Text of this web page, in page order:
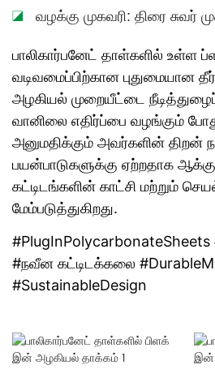
◪ வழக்கு முகவரி: திரை சுவர்
பாலிகார்பனேட் தாள்களில் உள்ள
வடிவமைப்பிற்கான புதுமையான
அழகியல் முறையீட்டை
வானிலை எதிர்ப்பை வழங்கும்
அனுமதிக்கும் அவர்களின் திறன்
பயன்பாடுகளுக்கு ஏற்றதாக
கட்டிடங்களின் காட்சி மற்றும்
மேம்படுத்துகிறது.
#PlugInPolycarbonateSheets
#நவீன கட்டிடக்கலை
#SustainableDesign